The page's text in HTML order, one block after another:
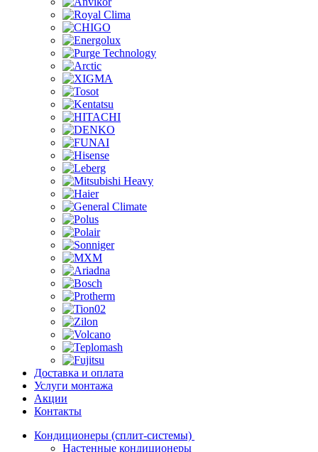
Доставка и оплата
Услуги монтажа
Акции
Контакты
Кондиционеры (сплит-системы)
Настенные кондиционеры